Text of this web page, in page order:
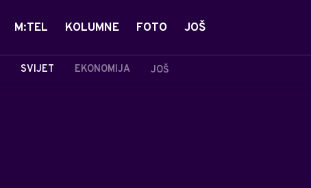
SVIJET EKONOMIJA JOŠ
M:TEL KOLUMNE FOTO JOŠ